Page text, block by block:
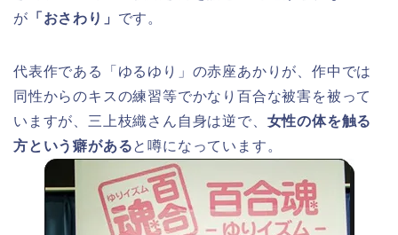
が 「おさわり」 です。
代表作である「ゆるゆり」の赤座あかりが、作中では
同性からのキスの練習等でかなり百合な被害を被って
いますが、三上枝織さん自身は逆で、 女性の体を触る
方という癖があると噂になっています。